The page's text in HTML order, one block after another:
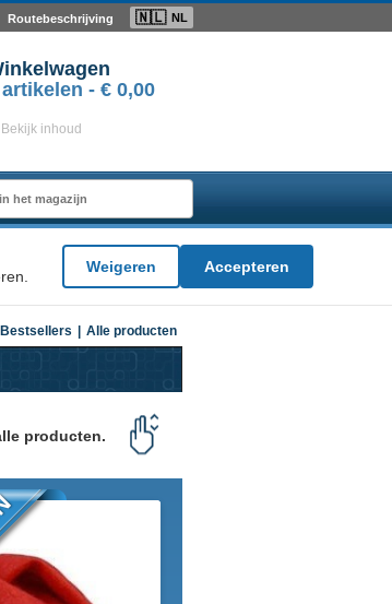
Routebeschrijving 🇳🇱 NL
artikelen - € 0,00
inhoud
Weigeren Accepteren
Bestsellers Alle producten
producten.